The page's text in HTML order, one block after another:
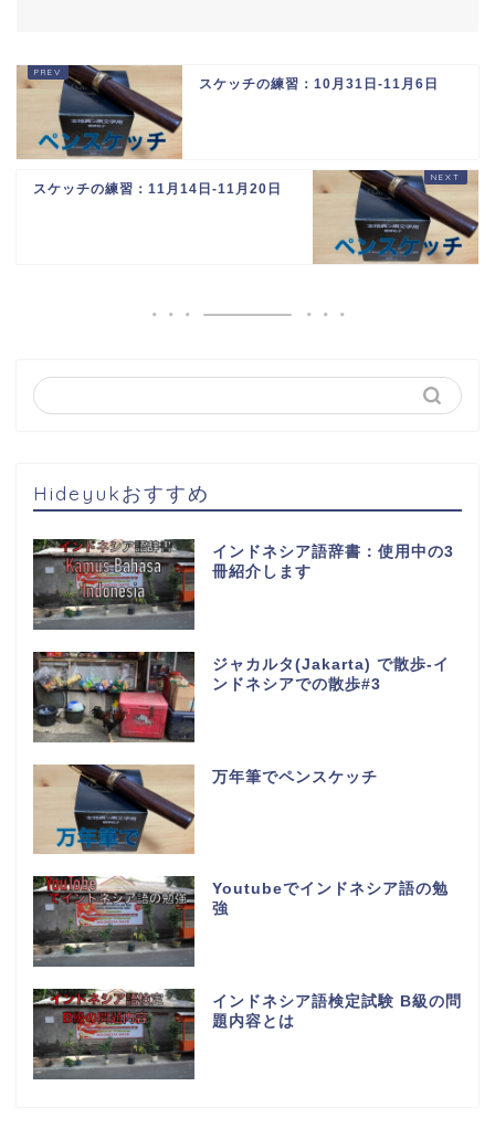
スケッチの練習：10月31日-11月6日
スケッチの練習：11月14日-11月20日
Hideyukおすすめ
インドネシア語辞書：使用中の3
冊紹介します
ジャカルタ(Jakarta) で散歩-イ
ンドネシアでの散歩#3
万年筆でペンスケッチ
Youtubeでインドネシア語の勉
強
インドネシア語検定試験 B級の問
題内容とは